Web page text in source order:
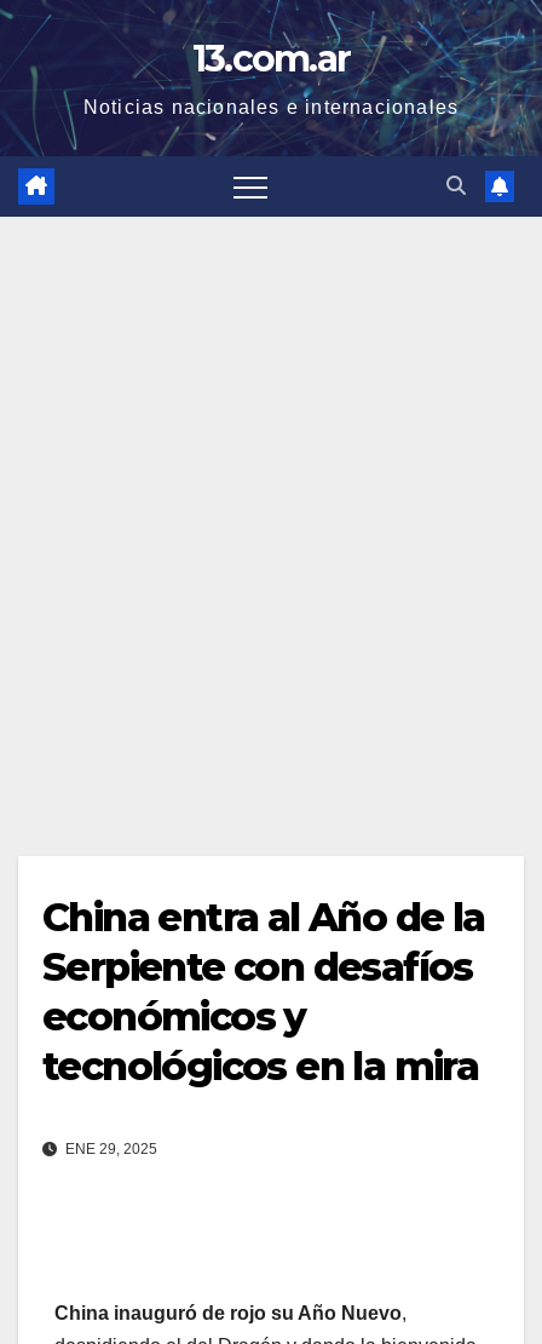
Skip
content
13.com.ar
Noticias nacionales e internacionales
China entra al Año de la
Serpiente con desafíos
económicos y
tecnológicos en la mira
ENE 29, 2025
China inauguró de rojo su Año Nuevo,